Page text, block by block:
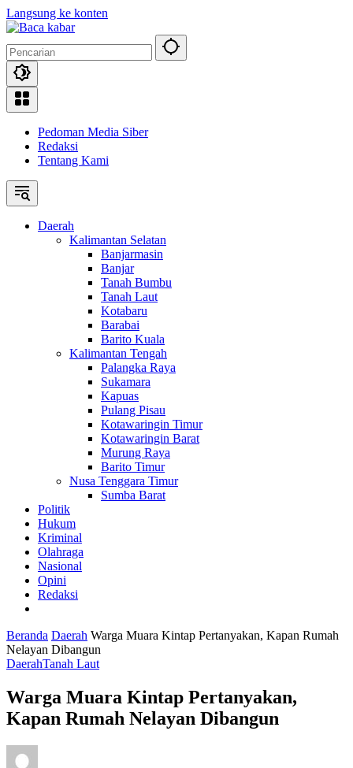
Langsung ke konten
Pedoman Media Siber
Redaksi
Tentang Kami
Daerah
Kalimantan Selatan
Banjarmasin
Banjar
Tanah Bumbu
Tanah Laut
Kotabaru
Barabai
Barito Kuala
Kalimantan Tengah
Palangka Raya
Sukamara
Kapuas
Pulang Pisau
Kotawaringin Timur
Kotawaringin Barat
Murung Raya
Barito Timur
Nusa Tenggara Timur
Sumba Barat
Politik
Hukum
Kriminal
Olahraga
Nasional
Opini
Redaksi
Beranda Daerah Warga Muara Kintap Pertanyakan, Kapan Rumah
Nelayan Dibangun
DaerahTanah Laut
Warga Muara Kintap Pertanyakan,
Kapan Rumah Nelayan Dibangun